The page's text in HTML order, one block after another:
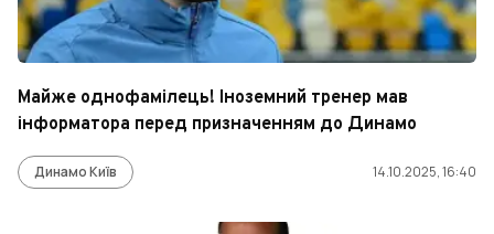
Майже однофамілець! Іноземний тренер мав
інформатора перед призначенням до Динамо
Динамо Київ 14.10.2025, 16:40